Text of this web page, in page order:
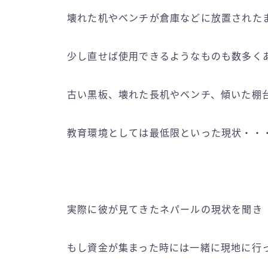
壊れた机やベンチが倉庫などに放置された
少し直せば使用できるようなものも数多く
古い黒板、壊れた長机やベンチ、傾いた棚
教育環境としては最低限といった現状・・
実際に彼が見てきたネパールの現状を聞き
もし資金が集まった時には一緒に現地に行